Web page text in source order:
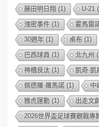
藤田明日翔 (1) U-21
洩密事件 (1) 霍馬雷
30週年 (1) 桌布 (1)
巴西球員 (1) 北九州
神橋良汰 (1) 凱奇·凱
佩德羅·羅馬諾 (1) 中
雅虎運動 (1) 出走文創
2026世界盃足球賽觀戰專